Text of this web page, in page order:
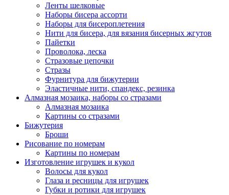
Ленты шелковые
Наборы бисера ассорти
Наборы для бисероплетения
Нити для бисера, для вязания бисерных жгутов
Пайетки
Проволока, леска
Стразовые цепочки
Стразы
Фурнитура для бижутерии
Эластичные нити, спандекс, резинка
Алмазная мозаика, наборы со стразами
Алмазная мозаика
Картины co стразами
Бижутерия
Броши
Рисование по номерам
Картины по номерам
Изготовление игрушек и кукол
Волосы для кукол
Глаза и ресницы для игрушек
Губки и ротики для игрушек